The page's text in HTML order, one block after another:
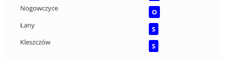
Nogowczyce
O
Łany
S
Kleszczów
S